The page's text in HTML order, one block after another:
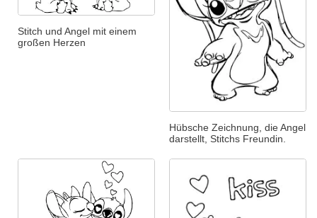
Stitch und Angel mit einem
großen Herzen
Hübsche Zeichnung, die Angel
darstellt, Stitchs Freundin.